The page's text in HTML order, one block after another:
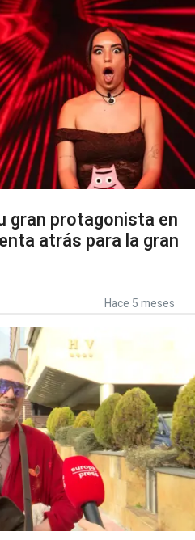
gran protagonista en
atrás para la gran
Hace 5 meses